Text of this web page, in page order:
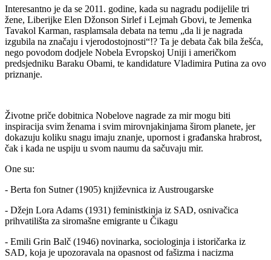
Interesantno je da se 2011. godine, kada su nagradu podijelile tri
žene, Liberijke Elen Džonson Sirlef i Lejmah Gbovi, te Jemenka
Tavakol Karman, rasplamsala debata na temu „da li je nagrada
izgubila na značaju i vjerodostojnosti“!? Ta je debata čak bila žešća,
nego povodom dodjele Nobela Evropskoj Uniji i američkom
predsjedniku Baraku Obami, te kandidature Vladimira Putina za ovo
priznanje.
Životne priče dobitnica Nobelove nagrade za mir mogu biti
inspiracija svim ženama i svim mirovnjakinjama širom planete, jer
dokazuju koliku snagu imaju znanje, upornost i građanska hrabrost,
čak i kada ne uspiju u svom naumu da sačuvaju mir.
One su:
- Berta fon Sutner (1905) književnica iz Austrougarske
- Džejn Lora Adams (1931) feministkinja iz SAD, osnivačica
prihvatilišta za siromašne emigrante u Čikagu
- Emili Grin Balč (1946) novinarka, sociologinja i istoričarka iz
SAD, koja je upozoravala na opasnost od fašizma i nacizma